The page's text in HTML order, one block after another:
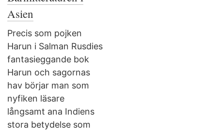
Asien
Precis som pojken
Harun i Salman Rusdies
fantasieggande bok
Harun och sagornas
hav börjar man som
nyfiken läsare
långsamt ana Indiens
stora betydelse som